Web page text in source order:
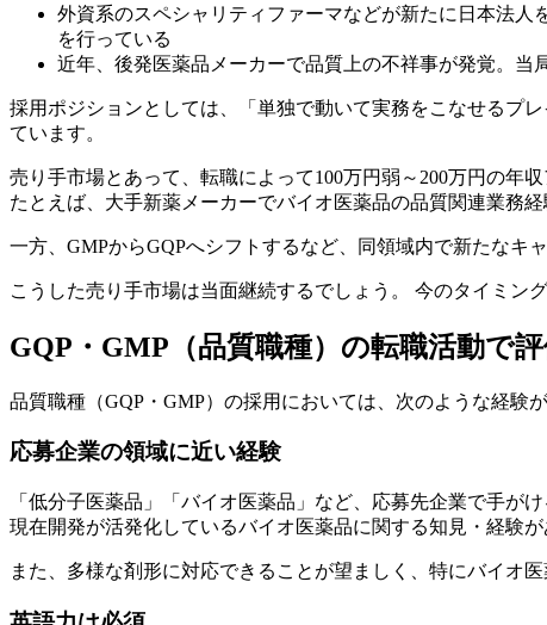
外資系のスペシャリティファーマなどが新たに日本法
を行っている
近年、後発医薬品メーカーで品質上の不祥事が発覚。
採用ポジションとしては、「単独で動いて実務をこなせるプ
ています。
売り手市場とあって、転職によって100万円弱～200万円の年収
たとえば、大手新薬メーカーでバイオ医薬品の品質関連業務
一方、GMPからGQPへシフトするなど、同領域内で新たなキ
こうした売り手市場は当面継続するでしょう。 今のタイミン
GQP・GMP（品質職種）の転職活動で
品質職種（GQP・GMP）の採用においては、次のような経験
応募企業の領域に近い経験
「低分子医薬品」「バイオ医薬品」など、応募先企業で手が
現在開発が活発化しているバイオ医薬品に関する知見・経験が
また、多様な剤形に対応できることが望ましく、特にバイオ